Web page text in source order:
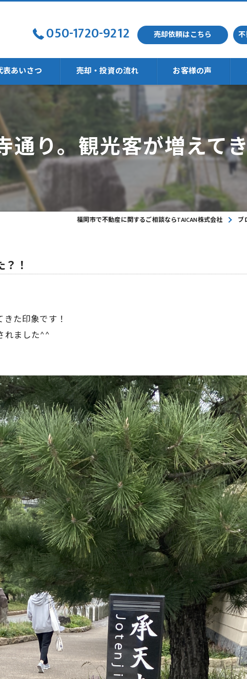
050-1720-9212 売却依頼はこちら
表あいさつ 売却・投資の流れ お客様の声
通り。観光客が増えて
福岡市で不動産に関するご相談ならTAICAN株式会社 ブ
！
た印象です！
れました^^